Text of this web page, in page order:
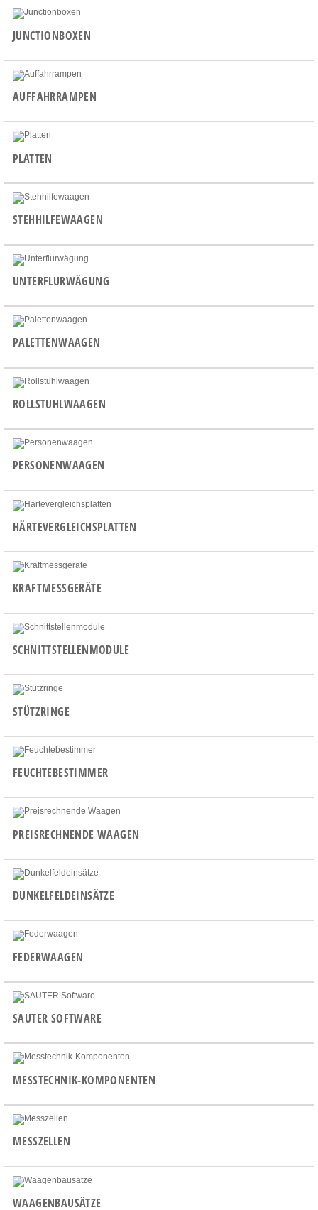
JUNCTIONBOXEN
AUFFAHRRAMPEN
PLATTEN
STEHHILFEWAAGEN
UNTERFLURWÄGUNG
PALETTENWAAGEN
ROLLSTUHLWAAGEN
PERSONENWAAGEN
HÄRTEVERGLEICHSPLATTEN
KRAFTMESSGERÄTE
SCHNITTSTELLENMODULE
STÜTZRINGE
FEUCHTEBESTIMMER
PREISRECHNENDE WAAGEN
DUNKELFELDEINSÄTZE
FEDERWAAGEN
SAUTER SOFTWARE
MESSTECHNIK-KOMPONENTEN
MESSZELLEN
WAAGENBAUSÄTZE